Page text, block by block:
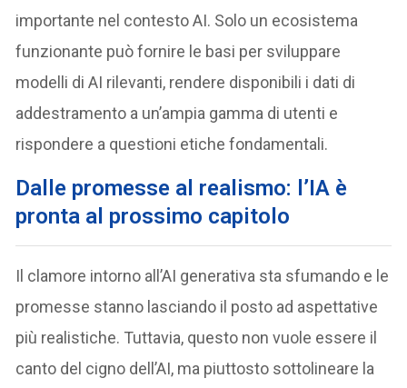
importante nel contesto AI. Solo un ecosistema
funzionante può fornire le basi per sviluppare
modelli di AI rilevanti, rendere disponibili i dati di
addestramento a un’ampia gamma di utenti e
rispondere a questioni etiche fondamentali.
Dalle promesse al realismo: l’IA è
pronta al prossimo capitolo
Il clamore intorno all’AI generativa sta sfumando e le
promesse stanno lasciando il posto ad aspettative
più realistiche. Tuttavia, questo non vuole essere il
canto del cigno dell’AI, ma piuttosto sottolineare la